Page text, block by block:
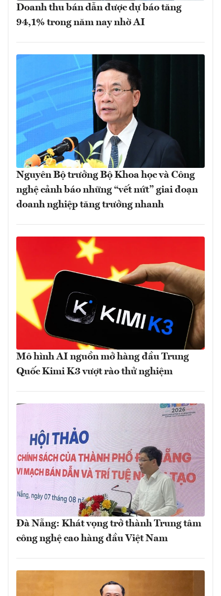
Doanh thu bán dẫn được dự báo tăng
94,1% trong năm nay nhờ AI
Nguyên Bộ trưởng Bộ Khoa học và Công
nghệ cảnh báo những “vết nứt” giai đoạn
doanh nghiệp tăng trưởng nhanh
Mô hình AI nguồn mở hàng đầu Trung
Quốc Kimi K3 vượt rào thử nghiệm
Đà Nẵng: Khát vọng trở thành Trung tâm
công nghệ cao hàng đầu Việt Nam